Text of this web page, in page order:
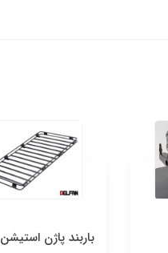
باربند پاژن استیشن